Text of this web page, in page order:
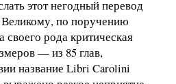
этот негодный перевод
по поручению
своего рода критическая
— из 85 глав,
название Libri Carolini